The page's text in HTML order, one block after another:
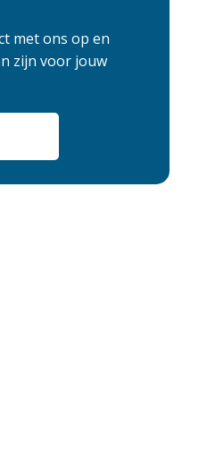
met ons op en
zijn voor jouw